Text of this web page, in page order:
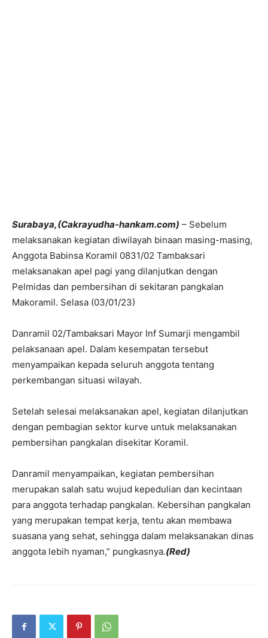
Surabaya,(Cakrayudha-hankam.com) – Sebelum
melaksanakan kegiatan diwilayah binaan masing-masing,
Anggota Babinsa Koramil 0831/02 Tambaksari
melaksanakan apel pagi yang dilanjutkan dengan
Pelmidas dan pembersihan di sekitaran pangkalan
Makoramil. Selasa (03/01/23)
Danramil 02/Tambaksari Mayor Inf Sumarji mengambil
pelaksanaan apel. Dalam kesempatan tersebut
menyampaikan kepada seluruh anggota tentang
perkembangan situasi wilayah.
Setelah selesai melaksanakan apel, kegiatan dilanjutkan
dengan pembagian sektor kurve untuk melaksanakan
pembersihan pangkalan disekitar Koramil.
Danramil menyampaikan, kegiatan pembersihan
merupakan salah satu wujud kepedulian dan kecintaan
para anggota terhadap pangkalan. Kebersihan pangkalan
yang merupakan tempat kerja, tentu akan membawa
suasana yang sehat, sehingga dalam melaksanakan dinas
anggota lebih nyaman,” pungkasnya.(Red)